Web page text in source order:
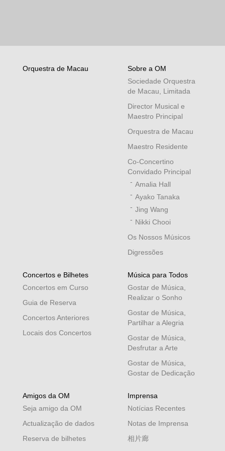
Orquestra de Macau
Sobre a OM
Sociedade Orquestra
de Macau, Limitada
Director Musical e
Maestro Principal
Orquestra de Macau
Maestro Residente
Co-Concertino
Convidado Principal
Amalia Hall
Ayako Tanaka
Jing Wang
Nikki Chooi
Os Nossos Músicos
Digressões
Concertos e Bilhetes
Concertos em Curso
Guia de Reserva
Concertos Anteriores
Locais dos Concertos
Música para Todos
Gostar de Música,
Realizar o Sonho
Gostar de Música,
Partilhar a Alegria
Gostar de Música,
Desfrutar a Arte
Gostar de Música,
Gostar de Dedicação
Amigos da OM
Seja amigo da OM
Actualização de dados
Reserva de bilhetes
Imprensa
Notícias Recentes
Notas de Imprensa
相片廊